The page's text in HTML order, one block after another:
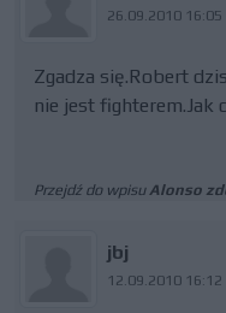
26.09.2010 16:05
Zgadza się.Robert
nie jest fighterem.Jak
Przejdź do wpisuAlonso
jbj
12.09.2010 16:12